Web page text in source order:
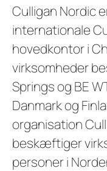
Culligan Nordic
internationale
hovedkontor i
virksomheder
Springs og BE
Danmark og
organisation
beskæftiger
personer i